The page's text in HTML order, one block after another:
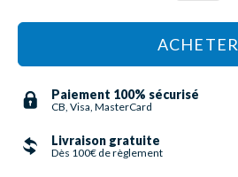
ACHETER
Paiement 100% sécurisé
CB, Visa, MasterCard
Livraison gratuite
Dès 100€ de règlement